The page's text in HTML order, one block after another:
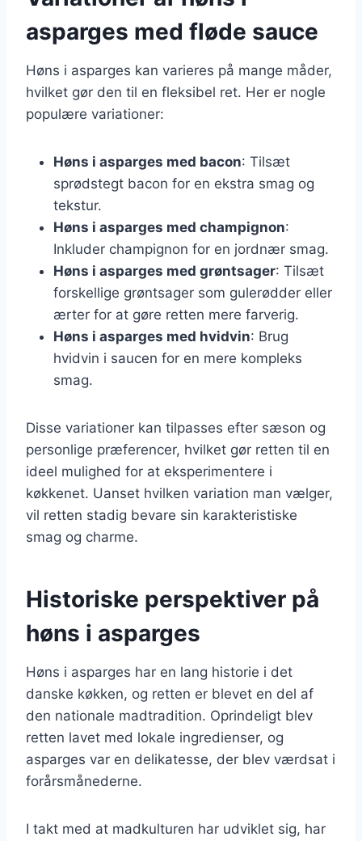
asparges med fløde sauce
Høns i asparges kan varieres på mange måder,
hvilket gør den til en fleksibel ret. Her er nogle
populære variationer:
Høns i asparges med bacon: Tilsæt
sprødstegt bacon for en ekstra smag og
tekstur.
Høns i asparges med champignon:
Inkluder champignon for en jordnær smag.
Høns i asparges med grøntsager: Tilsæt
forskellige grøntsager som gulerødder eller
ærter for at gøre retten mere farverig.
Høns i asparges med hvidvin: Brug
hvidvin i saucen for en mere kompleks
smag.
Disse variationer kan tilpasses efter sæson og
personlige præferencer, hvilket gør retten til en
ideel mulighed for at eksperimentere i
køkkenet. Uanset hvilken variation man vælger,
vil retten stadig bevare sin karakteristiske
smag og charme.
Historiske perspektiver på
høns i asparges
Høns i asparges har en lang historie i det
danske køkken, og retten er blevet en del af
den nationale madtradition. Oprindeligt blev
retten lavet med lokale ingredienser, og
asparges var en delikatesse, der blev værdsat i
forårsmånederne.
I takt med at madkulturen har udviklet sig, har